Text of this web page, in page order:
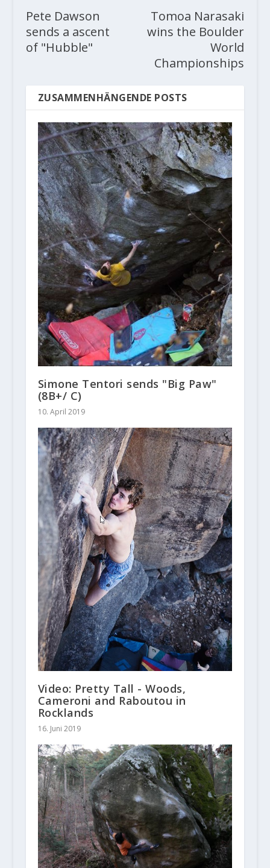
Pete Dawson
sends a ascent
of "Hubble"
Tomoa Narasaki
wins the Boulder
World
Championships
ZUSAMMENHÄNGENDE POSTS
Simone Tentori sends "Big Paw"
(8B+/ C)
10. April 2019
Video: Pretty Tall - Woods,
Cameroni and Raboutou in
Rocklands
16. Juni 2019